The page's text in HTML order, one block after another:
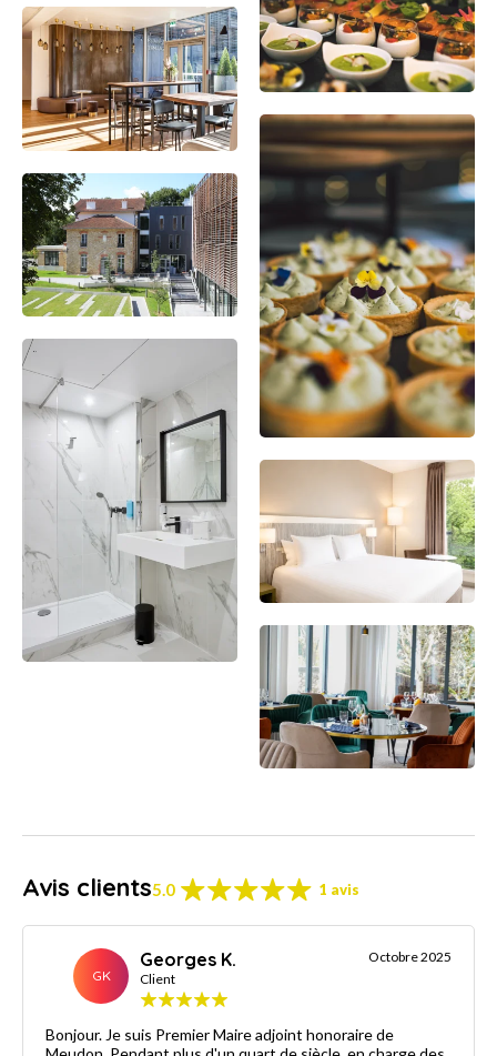
Avis clients5.0 1 avis
GK
Georges K.
Client
Octobre 2025
Bonjour. Je suis Premier Maire adjoint honoraire de